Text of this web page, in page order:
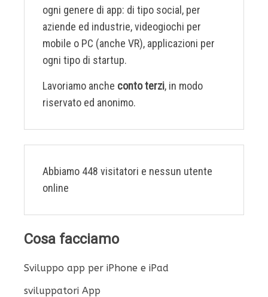
ogni genere di app: di tipo social, per
aziende ed industrie, videogiochi per
mobile o PC (anche VR), applicazioni per
ogni tipo di startup.
Lavoriamo anche conto terzi, in modo
riservato ed anonimo.
Abbiamo 448 visitatori e nessun utente
online
Cosa facciamo
Sviluppo app per iPhone e iPad
sviluppatori App